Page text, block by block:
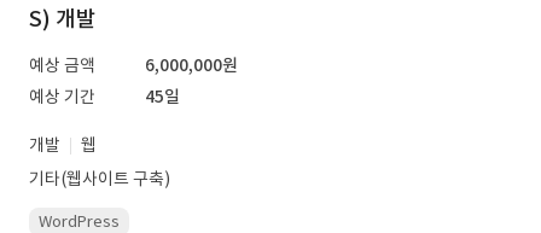
S) 개발
예상 금액
6,000,000원
예상 기간
45일
개발
웹
기타(웹사이트 구축)
WordPress